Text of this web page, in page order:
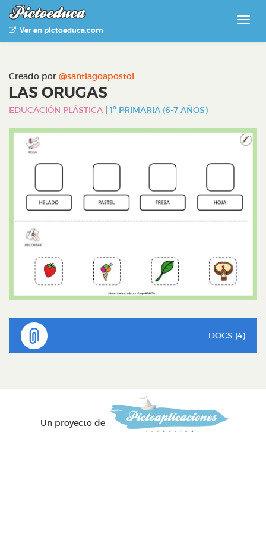
Ver en pictoeduca.com
Creado por @santiagoapostol
LAS ORUGAS
EDUCACIÓN PLÁSTICA | 1º PRIMARIA (6-7 AÑOS)
DOCS (4)
Un proyecto de